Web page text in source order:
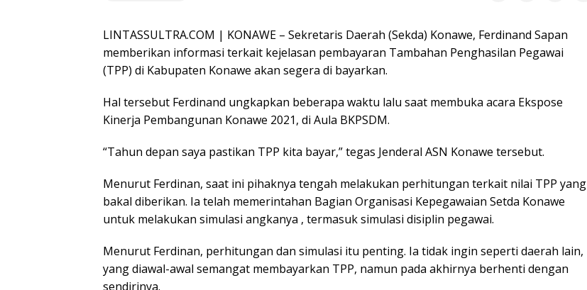
LINTASSULTRA.COM | KONAWE – Sekretaris Daerah (Sekda) Konawe, Ferdinand Sapan
memberikan informasi terkait kejelasan pembayaran Tambahan Penghasilan Pegawai
(TPP) di Kabupaten Konawe akan segera di bayarkan.
Hal tersebut Ferdinand ungkapkan beberapa waktu lalu saat membuka acara Ekspose
Kinerja Pembangunan Konawe 2021, di Aula BKPSDM.
“Tahun depan saya pastikan TPP kita bayar,” tegas Jenderal ASN Konawe tersebut.
Menurut Ferdinan, saat ini pihaknya tengah melakukan perhitungan terkait nilai TPP yang
bakal diberikan. Ia telah memerintahan Bagian Organisasi Kepegawaian Setda Konawe
untuk melakukan simulasi angkanya , termasuk simulasi disiplin pegawai.
Menurut Ferdinan, perhitungan dan simulasi itu penting. Ia tidak ingin seperti daerah lain,
yang diawal-awal semangat membayarkan TPP, namun pada akhirnya berhenti dengan
sendirinya.